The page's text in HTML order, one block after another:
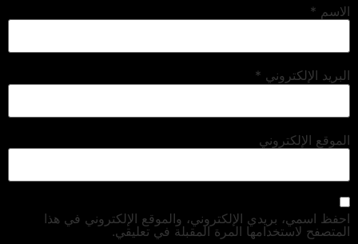
الاسم *
البريد الإلكتروني *
الموقع الإلكتروني
احفظ اسمي، بريدي الإلكتروني، والموقع الإلكتروني في هذا
المتصفح لاستخدامها المرة المقبلة في تعليقي.